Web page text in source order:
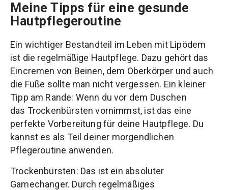
Meine Tipps für eine gesunde
Hautpflegeroutine
Ein wichtiger Bestandteil im Leben mit Lipödem
ist die regelmäßige Hautpflege. Dazu gehört das
Eincremen von Beinen, dem Oberkörper und auch
die Füße sollte man nicht vergessen. Ein kleiner
Tipp am Rande: Wenn du vor dem Duschen
das Trockenbürsten vornimmst, ist das eine
perfekte Vorbereitung für deine Hautpflege. Du
kannst es als Teil deiner morgendlichen
Pflegeroutine anwenden.
Trockenbürsten: Das ist ein absoluter
Gamechanger. Durch regelmäßiges